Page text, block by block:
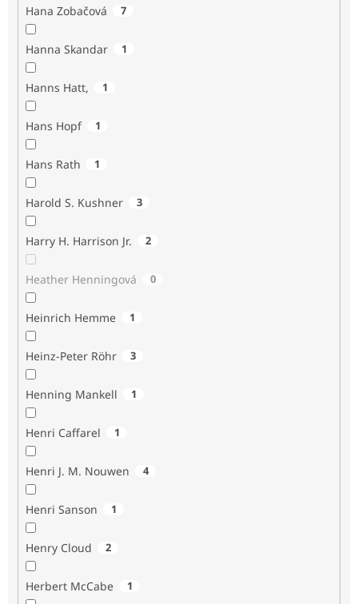
Hana Zobačová 7
Hanna Skandar 1
Hanns Hatt, 1
Hans Hopf 1
Hans Rath 1
Harold S. Kushner 3
Harry H. Harrison Jr. 2
Heather Henningová 0
Heinrich Hemme 1
Heinz-Peter Röhr 3
Henning Mankell 1
Henri Caffarel 1
Henri J. M. Nouwen 4
Henri Sanson 1
Henry Cloud 2
Herbert McCabe 1